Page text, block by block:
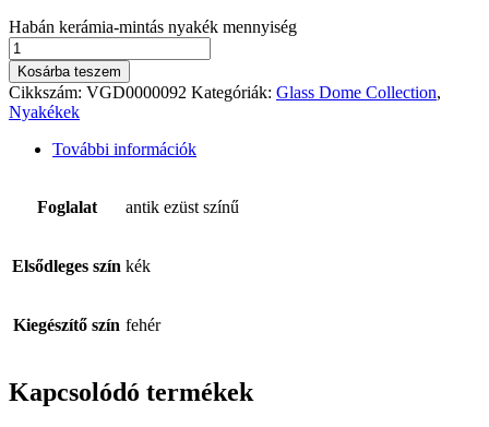
Habán kerámia-mintás nyakék mennyiség
Kosárba teszem
Cikkszám: VGD0000092 Kategóriák: Glass Dome Collection,
Nyakékek
További információk
Foglalat antik ezüst színű
Elsődleges szín kék
Kiegészítő szín fehér
Kapcsolódó termékek